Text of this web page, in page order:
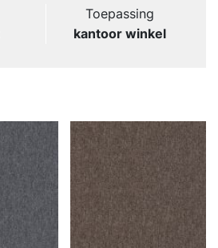
Toepassing
kantoor winkel